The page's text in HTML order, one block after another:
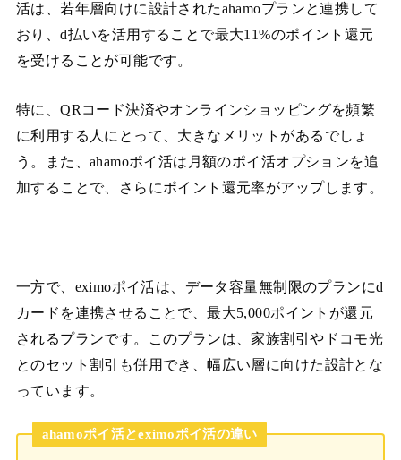
活は、若年層向けに設計されたahamoプランと連携して
おり、d払いを活用することで最大11%のポイント還元
を受けることが可能です。
特に、QRコード決済やオンラインショッピングを頻繁
に利用する人にとって、大きなメリットがあるでしょ
う。また、ahamoポイ活は月額のポイ活オプションを追
加することで、さらにポイント還元率がアップします。
一方で、eximoポイ活は、データ容量無制限のプランにd
カードを連携させることで、最大5,000ポイントが還元
されるプランです。このプランは、家族割引やドコモ光
とのセット割引も併用でき、幅広い層に向けた設計とな
っています。
ahamoポイ活とeximoポイ活の違い